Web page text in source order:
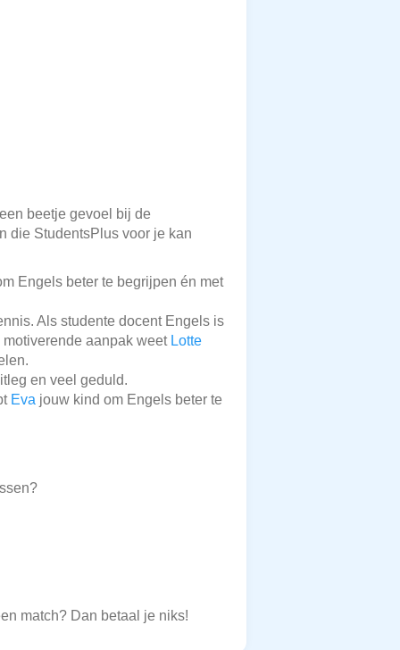
beetje gevoel bij de
die StudentsPlus voor je kan
Engels beter te begrijpen én met
Als studente docent Engels is
aanpak weet Lotte
en veel geduld.
Eva jouw kind om Engels beter te
match? Dan betaal je niks!